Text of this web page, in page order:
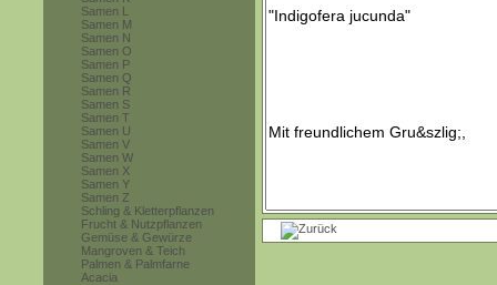
Samen L
Samen M
Samen N
Samen O
Samen P
Samen Q
Samen R
Samen S
Samen T
Samen U
Samen V
Samen W
Samen X
Samen Y
Samen Z
Schling & Kletterpflanzen
Frucht & Nutzpflanzen
Gemüse & Gewürze
Mangroven & Teich
Palmen & Palmfarne
Acacia